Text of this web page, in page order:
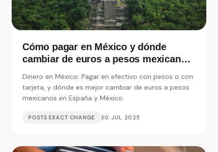
Cómo pagar en México y dónde
cambiar de euros a pesos mexicanos
Dinero en México: Pagar en efectivo con pesos o con
tarjeta, y dónde es mejor cambiar de euros a pesos
mexicanos en España y México.
POSTS EXACT CHANGE 30 JUL 2025